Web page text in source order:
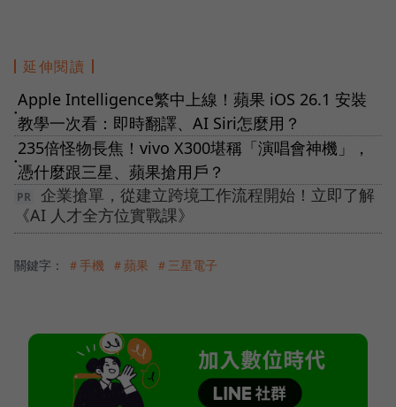
延伸閱讀
●
Apple Intelligence繁中上線！蘋果 iOS 26.1 安裝
教學一次看：即時翻譯、AI Siri怎麼用？
●
235倍怪物長焦！vivo X300堪稱「演唱會神機」，
憑什麼跟三星、蘋果搶用戶？
企業搶單，從建立跨境工作流程開始！立即了解
《AI 人才全方位實戰課》
關鍵字： ＃手機 ＃蘋果 ＃三星電子